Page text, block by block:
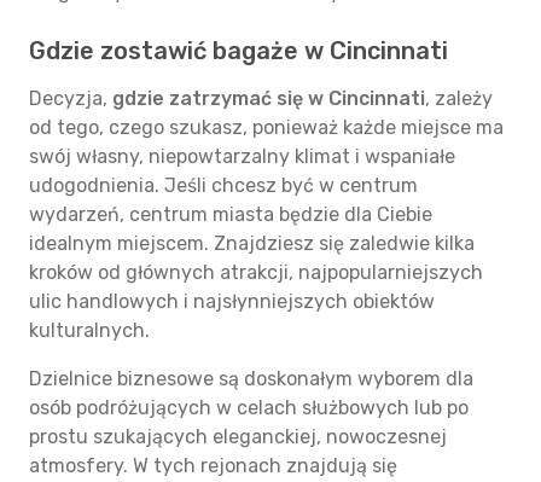
Gdzie zostawić bagaże w Cincinnati
Decyzja, gdzie zatrzymać się w Cincinnati, zależy
od tego, czego szukasz, ponieważ każde miejsce ma
swój własny, niepowtarzalny klimat i wspaniałe
udogodnienia. Jeśli chcesz być w centrum
wydarzeń, centrum miasta będzie dla Ciebie
idealnym miejscem. Znajdziesz się zaledwie kilka
kroków od głównych atrakcji, najpopularniejszych
ulic handlowych i najsłynniejszych obiektów
kulturalnych.
Dzielnice biznesowe są doskonałym wyborem dla
osób podróżujących w celach służbowych lub po
prostu szukających eleganckiej, nowoczesnej
atmosfery. W tych rejonach znajdują się